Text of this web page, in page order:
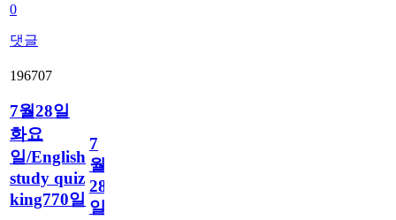
0
댓글
196707
7월28일
화요
일/English
study quiz
king770일
7
월
28
일